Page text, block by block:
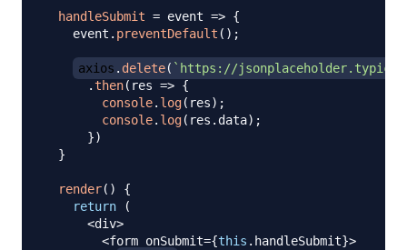
handleSubmit = event => {
    event
. preventDefault ( ) ;
axios . delete( ` https://
.then( res => {
console. log( res) ;
console. log( res . data) ;
})
}
render( )
{
return
(
<div>
<form onSubmit={this . handleSubmit}>